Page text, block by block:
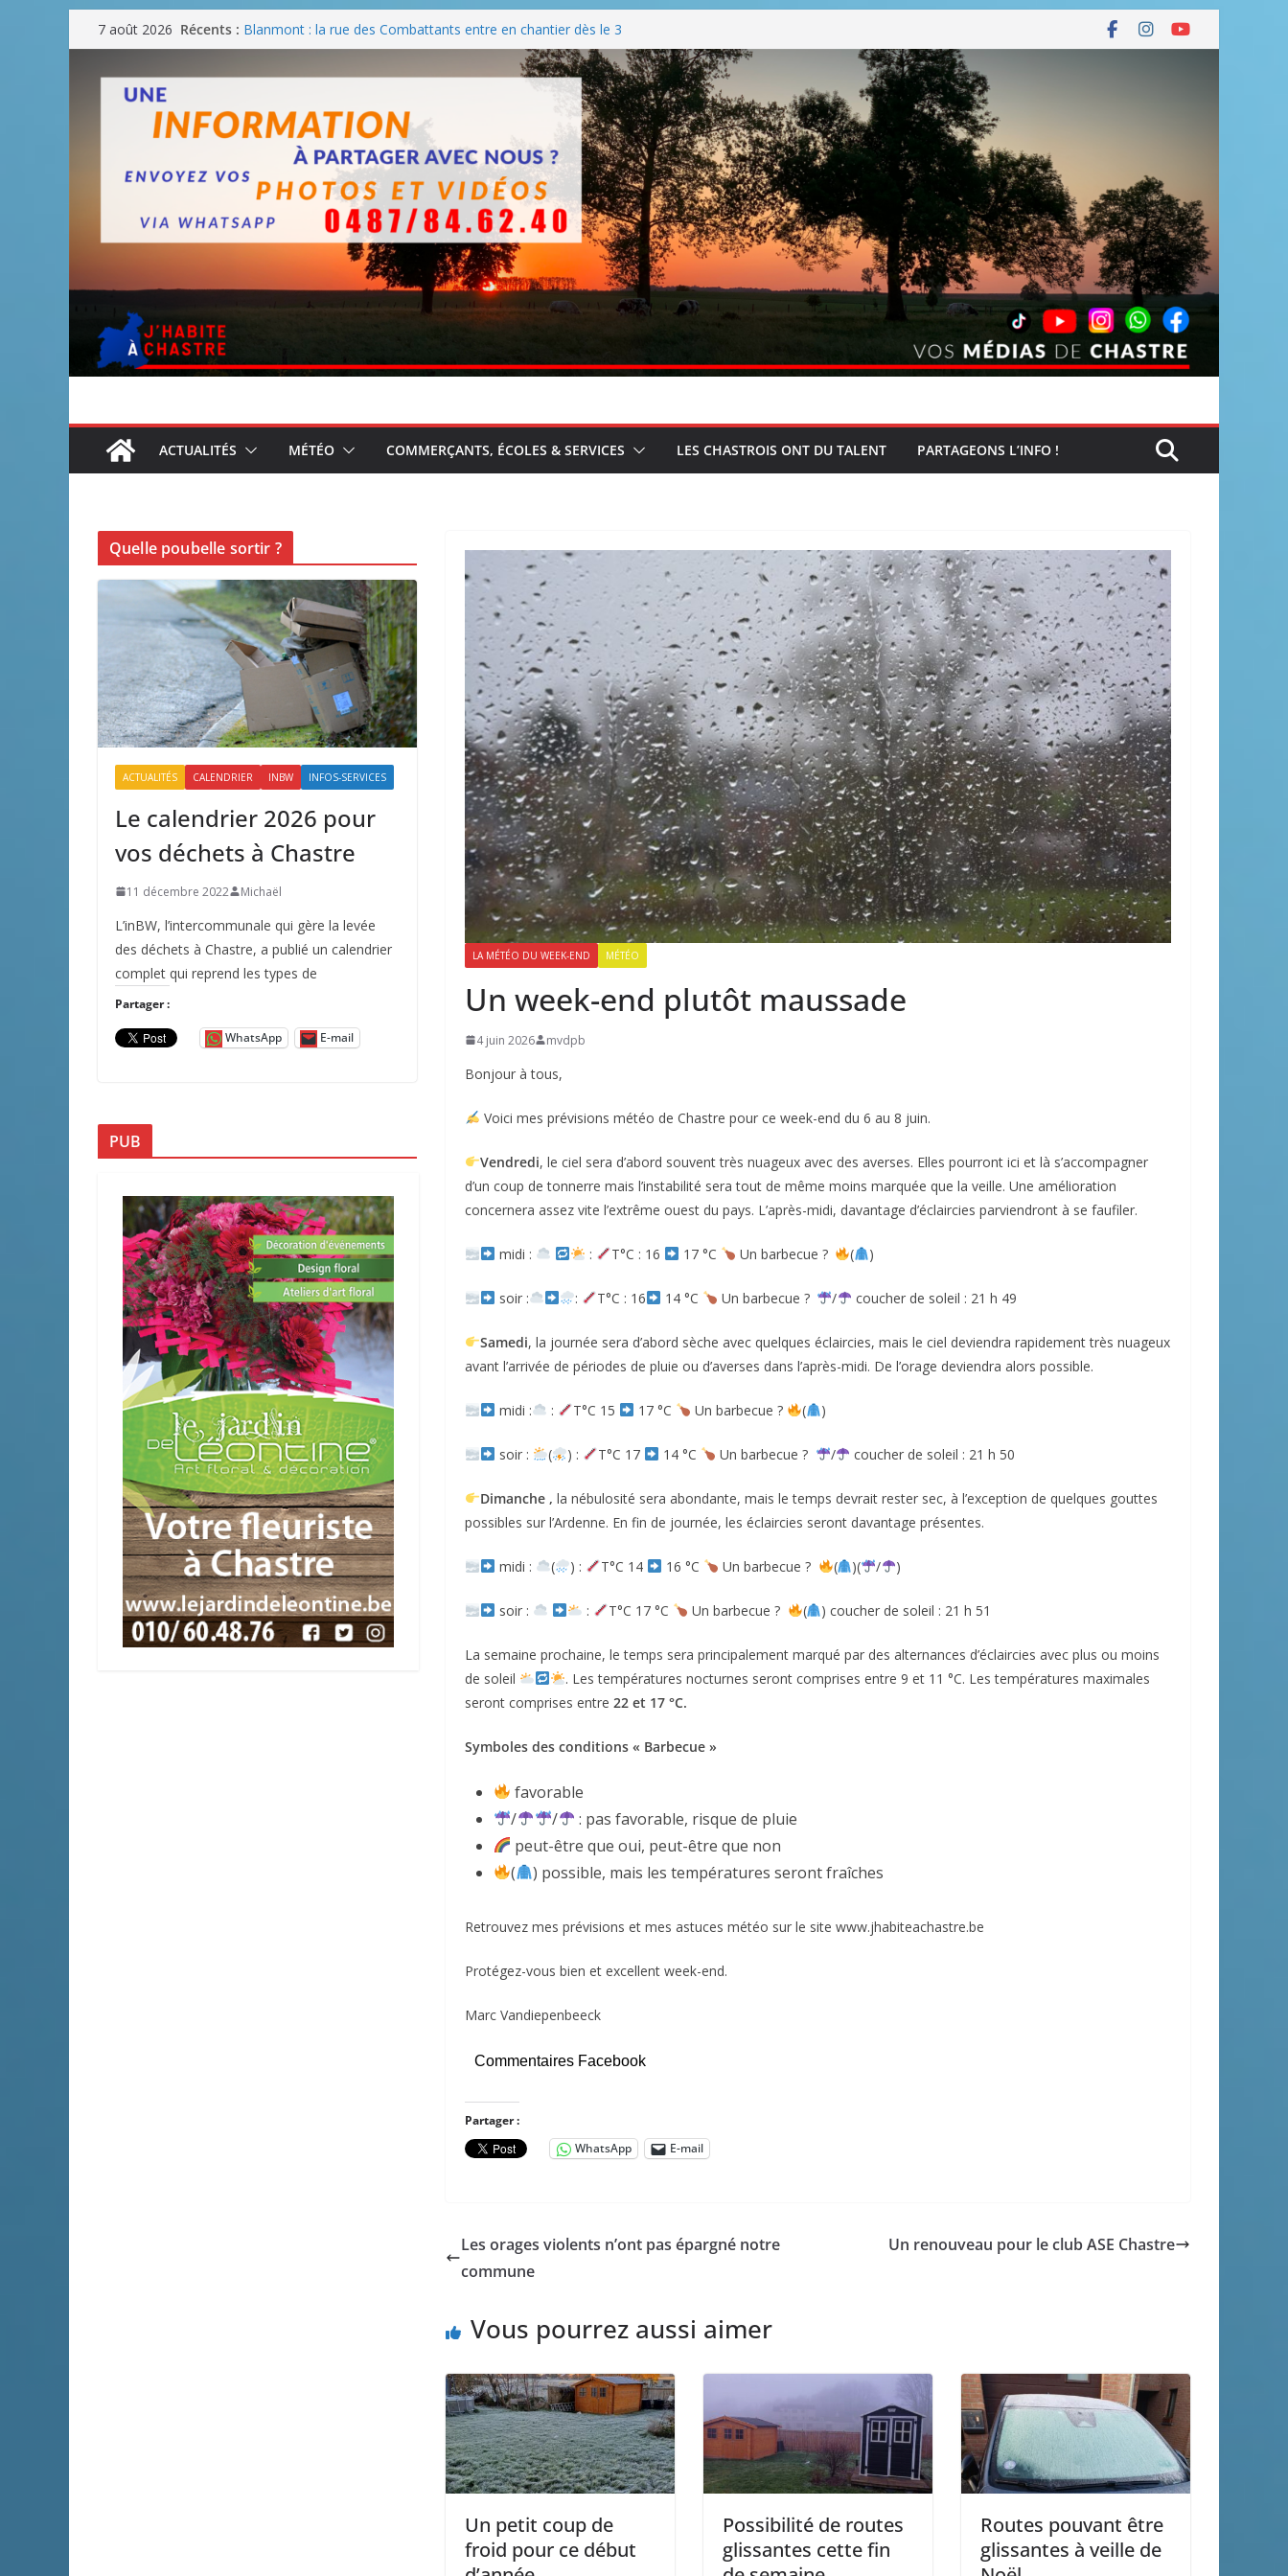
Passer
au
contenu
7 août 2026 Récents : Blanmont : la rue des Combattants entre en chantier dès le 3
août
Une fête nationale sans drache
ACTUALITÉS MÉTÉO COMMERÇANTS, ÉCOLES & SERVICES LES CHASTROIS ONT DU TALENT PARTAGEONS L’INFO !
LA MÉTÉO DU WEEK-END MÉTÉO
Un week-end plutôt maussade
4 juin 2026 mvdpb
Bonjour à tous,
Voici mes prévisions météo de Chastre pour ce week-end du 6 au 8 juin.
Vendredi, le ciel sera d’abord souvent très nuageux avec des averses. Elles pourront ici et là s’accompagner
d’un coup de tonnerre mais l’instabilité sera tout de même moins marquée que la veille. Une amélioration
concernera assez vite l’extrême ouest du pays. L’après-midi, davantage d’éclaircies parviendront à se faufiler.
midi : : T°C : 16 17 °C Un barbecue ? ( )
soir : : T°C : 16 14 °C Un barbecue ? / coucher de soleil : 21 h 49
Samedi, la journée sera d’abord sèche avec quelques éclaircies, mais le ciel deviendra rapidement très nuageux
avant l’arrivée de périodes de pluie ou d’averses dans l’après-midi. De l’orage deviendra alors possible.
midi : : T°C 15 17 °C Un barbecue ? ( )
soir : ( ) : T°C 17 14 °C Un barbecue ? / coucher de soleil : 21 h 50
Dimanche , la nébulosité sera abondante, mais le temps devrait rester sec, à l’exception de quelques gouttes
possibles sur l’Ardenne. En fin de journée, les éclaircies seront davantage présentes.
midi : ( ) : T°C 14 16 °C Un barbecue ? ( )( / )
soir : : T°C 17 °C Un barbecue ? ( ) coucher de soleil : 21 h 51
La semaine prochaine, le temps sera principalement marqué par des alternances d’éclaircies avec plus ou moins
de soleil
. Les températures nocturnes seront comprises entre 9 et 11 °C. Les températures maximales
seront comprises entre 22 et 17 °C.
Symboles des conditions « Barbecue »
favorable
/
/
: pas favorable, risque de pluie
peut-être que oui, peut-être que non
(
) possible, mais les températures seront fraîches
Retrouvez mes prévisions et mes astuces météo sur le site www.jhabiteachastre.be
Protégez-vous bien et excellent week-end.
Marc Vandiepenbeeck
Commentaires Facebook
Partager :
WhatsApp
E-mail
Les orages violents n’ont pas épargné notre
commune
Un renouveau pour le club ASE Chastre
Vous pourrez aussi aimer
Un petit coup de
froid pour ce début
Possibilité de routes
glissantes cette fin
Routes pouvant être
glissantes à veille de
Quelle poubelle sortir ?
ACTUALITÉS CALENDRIER INBW INFOS-SERVICES
Le calendrier 2026 pour
vos déchets à Chastre
11 décembre 2022 Michaël
L’inBW, l’intercommunale qui gère la levée
des déchets à Chastre, a publié un calendrier
complet qui reprend les types de
Partager :
WhatsApp E-mail
PUB